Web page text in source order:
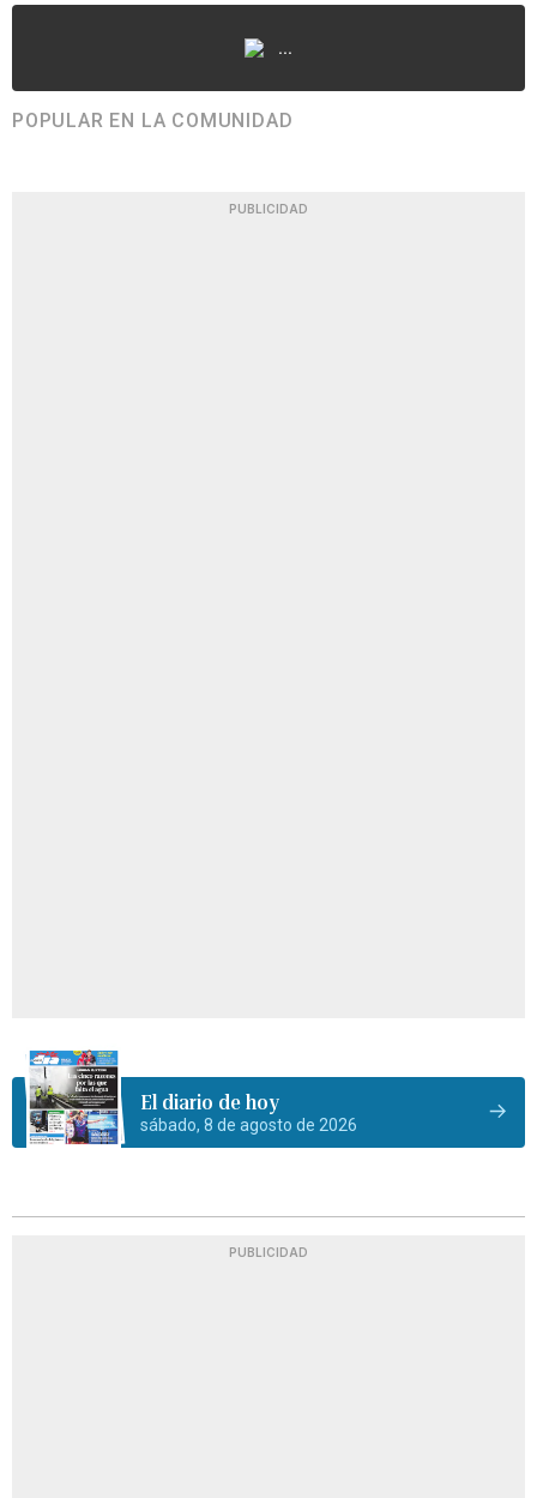
...
POPULAR EN LA COMUNIDAD
PUBLICIDAD
El diario de hoy
sábado, 8 de agosto de 2026
PUBLICIDAD